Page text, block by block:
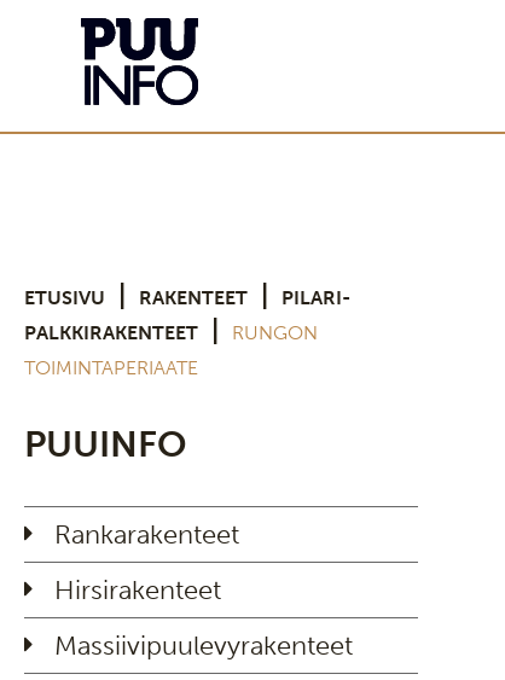
ETUSIVU RAKENTEET
PILARI-
PALKKIRAKENTEET
RUNGON
TOIMINTAPERIAATE
PUUINFO
Rankarakenteet
Hirsirakenteet
Massiivipuulevyrakenteet